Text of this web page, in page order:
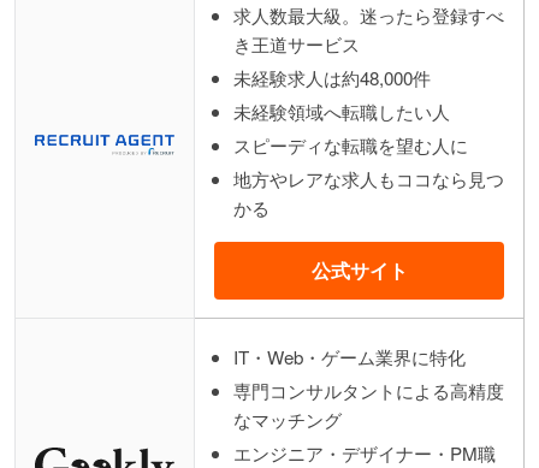
求人数最大級。迷ったら登録すべ
き王道サービス
未経験求人は約48,000件
未経験領域へ転職したい人
スピーディな転職を望む人に
地方やレアな求人もココなら見つ
かる
公式サイト
IT・Web・ゲーム業界に特化
専門コンサルタントによる高精度
なマッチング
エンジニア・デザイナー・PM職